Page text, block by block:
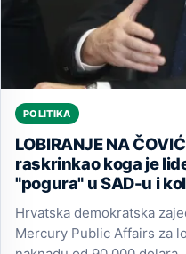
POLITIKA
LOBIRANJE NA
raskrinkao koga je
"pogura" u SAD-u i
Hrvatska demokratska
Mercury Public Affairs za